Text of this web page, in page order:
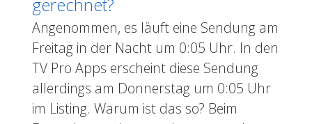
Angenommen, es läuft eine Sendung am
Freitag in der Nacht um 0:05 Uhr. In den
TV Pro Apps erscheint diese Sendung
allerdings am Donnerstag um 0:05 Uhr
im Listing. Warum ist das so? Beim